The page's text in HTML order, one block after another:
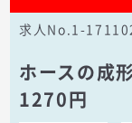
求人No.1-
ホースの成
1270円